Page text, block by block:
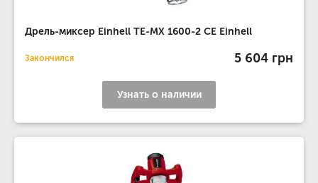
Дрель-миксер Einhell TE-MX 1600-2 CE Einhell
Закончился 5 604 грн
Узнать о наличии